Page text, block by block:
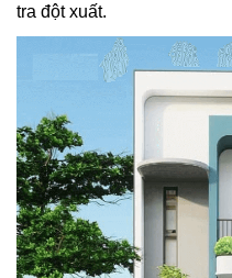
tra đột xuất.